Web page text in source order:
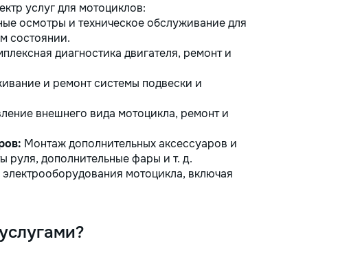
услуг для мотоциклов:
осмотры и техническое обслуживание для
состоянии.
диагностика двигателя, ремонт и
и ремонт системы подвески и
внешнего вида мотоцикла, ремонт и
Монтаж дополнительных аксессуаров и
руля, дополнительные фары и т. д.
мотоцикла, включая